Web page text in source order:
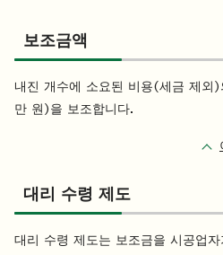
보조금액
내진 개수에 소요된 비용(세금 제
만 원)을 보조합니다.
대리 수령 제도
대리 수령 제도는 보조금을 시공업